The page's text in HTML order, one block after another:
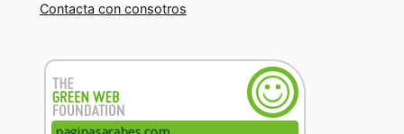
Contacta con consotros